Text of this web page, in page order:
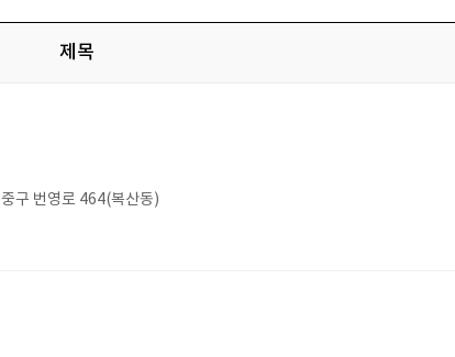
제목
구 번영로 464(복산동)